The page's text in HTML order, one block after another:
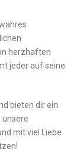
herzhaften
jeder auf seine
⁣bieten dir ein
unsere
mit viel Liebe